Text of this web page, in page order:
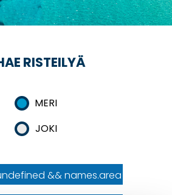
RISTEILYÄ
MERI
JOKI
&& names.area != '' ?